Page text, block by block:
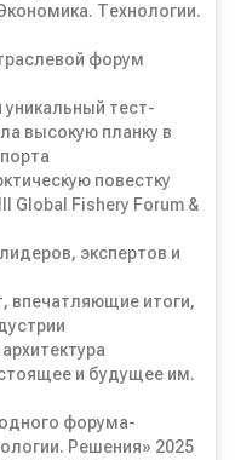
Технологии.
форум
тест-
высокую планку в
повестку
Global Fishery Forum &
экспертов и
впечатляющие итоги,
и будущее им.
форума-
Решения» 2025